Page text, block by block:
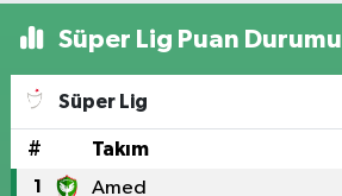
Süper Lig Puan Durumu
Süper Lig
# Takım
1 Amed